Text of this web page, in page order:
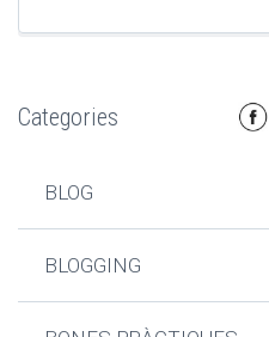
Categories
BLOG
BLOGGING